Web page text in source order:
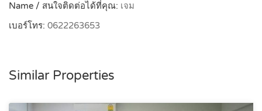
Name / สนใจติดต่อได้ที่คุณ: เจม
เบอร์โทร: 0622263653
Similar Properties